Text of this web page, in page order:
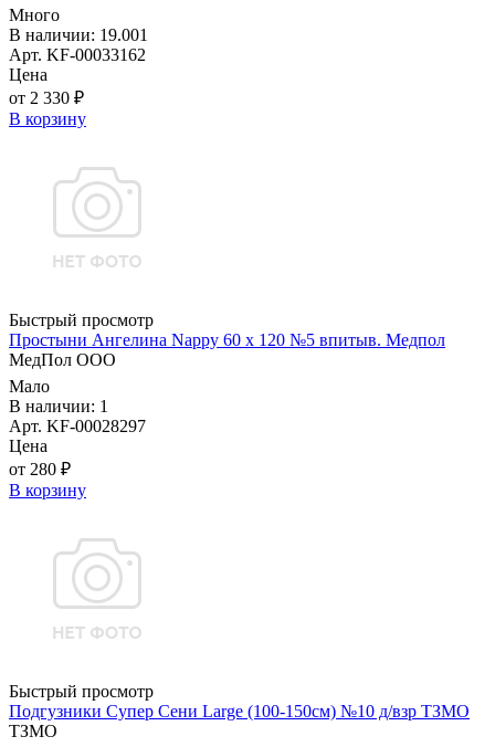
Много
В наличии: 19.001
Арт. KF-00033162
Цена
от 2 330 ₽
В корзину
Быстрый просмотр
Простыни Ангелина Nappy 60 х 120 №5 впитыв. Медпол
МедПол ООО
Мало
В наличии: 1
Арт. KF-00028297
Цена
от 280 ₽
В корзину
Быстрый просмотр
Подгузники Супер Сени Large (100-150см) №10 д/взр ТЗМО
ТЗМО